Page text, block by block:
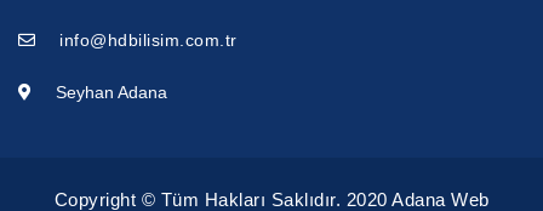
info@hdbilisim.com.tr
Seyhan Adana
Copyright © Tüm Hakları Saklıdır. 2020 Adana Web